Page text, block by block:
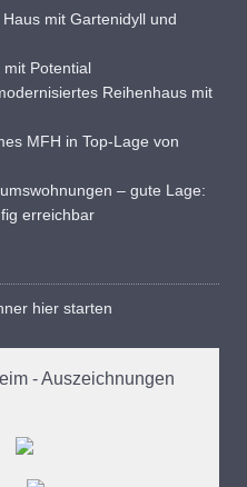
mit Gartenidyll und
Potential
Reihenhaus mit
MFH in Top-Lage von
– gute Lage:
erreichbar
hier starten
- Auszeichnungen